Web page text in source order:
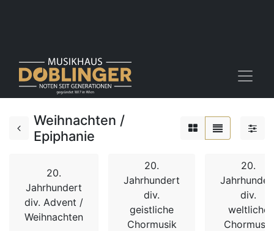
Weihnachten /
Epiphanie
20.
Jahrhundert
div. Advent /
Weihnachten
20.
Jahrhundert
div.
geistliche
Chormusik
20.
div.
weltliche
Chormusik